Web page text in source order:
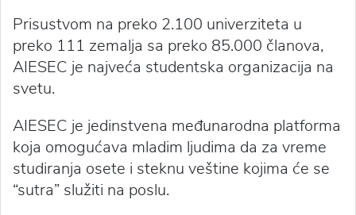
Prisustvom na preko 2.100 univerziteta u
preko 111 zemalja sa preko 85.000 članova,
AIESEC je najveća studentska organizacija na
svetu.
AIESEC je jedinstvena međunarodna platforma
koja omogućava mladim ljudima da za vreme
studiranja osete i steknu veštine kojima će se
“sutra” služiti na poslu.